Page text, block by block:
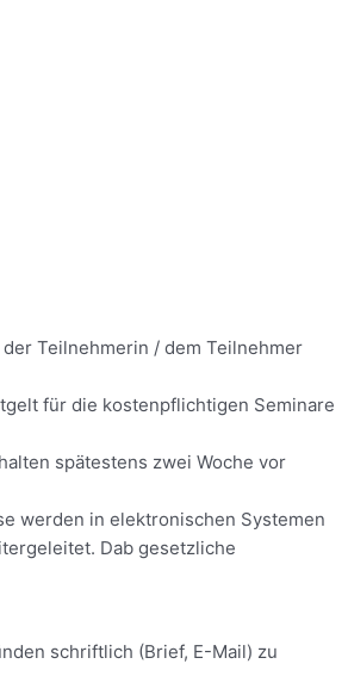
Teilnehmerin / dem Teilnehmer
für die kostenpflichtigen Seminare
spätestens zwei Woche vor
werden in elektronischen Systemen
Dab gesetzliche
schriftlich (Brief, E-Mail) zu